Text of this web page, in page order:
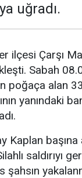
uğradı.
ilçesi Çarşı
Sabah
poğaça alan
yanındaki
Kaplan başına
saldırıyı